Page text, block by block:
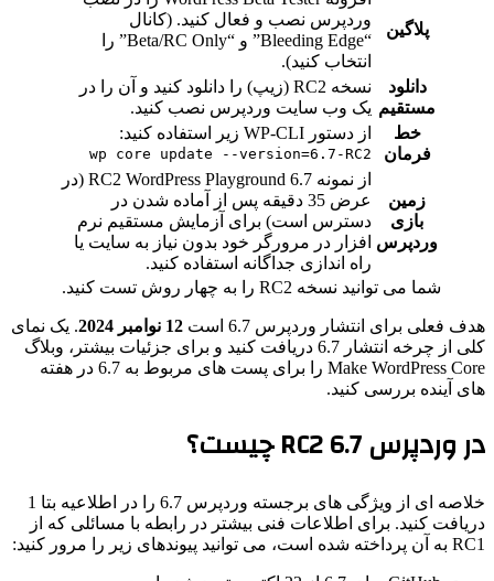
پلاگین
وردپرس نصب و فعال کنید. (کانال
“Bleeding Edge” و “Beta/RC Only” را
انتخاب کنید).
دانلود
مستقیم
نسخه RC2 (زیپ) را دانلود کنید و آن را در
یک وب سایت وردپرس نصب کنید.
خط
فرمان
از دستور WP-CLI زیر استفاده کنید:
wp core update --version=6.7-RC2
زمین
بازی
وردپرس
از نمونه 6.7 RC2 WordPress Playground (در
عرض 35 دقیقه پس از آماده شدن در
دسترس است) برای آزمایش مستقیم نرم
افزار در مرورگر خود بدون نیاز به سایت یا
راه اندازی جداگانه استفاده کنید.
شما می توانید نسخه RC2 را به چهار روش تست کنید.
هدف فعلی برای انتشار وردپرس 6.7 است 12 نوامبر 2024
. یک نمای
کلی از چرخه انتشار 6.7 دریافت کنید و برای جزئیات بیشتر، وبلاگ
Make WordPress Core را برای پست های مربوط به 6.7 در هفته
های آینده بررسی کنید.
در وردپرس 6.7 RC2 چیست؟
خلاصه ای از ویژگی های برجسته وردپرس 6.7 را در اطلاعیه بتا 1
دریافت کنید. برای اطلاعات فنی بیشتر در رابطه با مسائلی که از
RC1 به آن پرداخته شده است، می توانید پیوندهای زیر را مرور کنید: